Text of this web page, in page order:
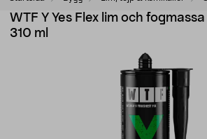
WTF Y Yes Flex lim och
310 ml